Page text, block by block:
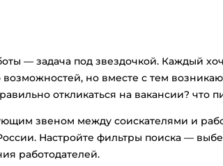
— задача под звездочкой. Каждый
но вместе с тем
откликаться на вакансии? что
звеном между соискателями и
Настройте фильтры поиска —
работодателей.